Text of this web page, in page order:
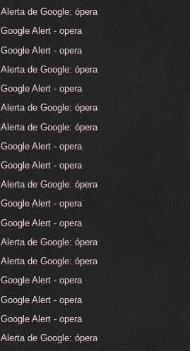
Alerta de Google: ópera
Google Alert - opera
Google Alert - opera
Alerta de Google: ópera
Google Alert - opera
Alerta de Google: ópera
Alerta de Google: ópera
Google Alert - opera
Google Alert - opera
Alerta de Google: ópera
Google Alert - opera
Google Alert - opera
Alerta de Google: ópera
Alerta de Google: ópera
Google Alert - opera
Google Alert - opera
Google Alert - opera
Alerta de Google: ópera